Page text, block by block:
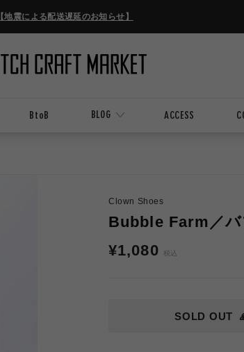
【地震による配送遅延のお知らせ】
BtoB BLOG ACCESS
Clown Shoes
Bubble Farm／
通
¥1,080 税込
SOLD OUT